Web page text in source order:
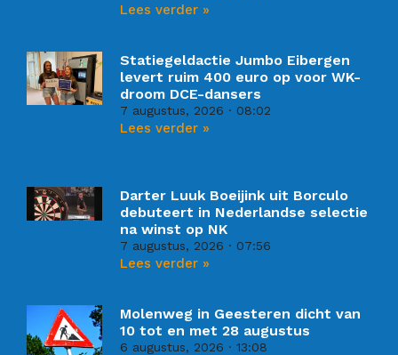
Lees verder »
Statiegeldactie Jumbo Eibergen
levert ruim 400 euro op voor WK-
droom DCE-dansers
7 augustus, 2026 08:02
Lees verder »
Darter Luuk Boeijink uit Borculo
debuteert in Nederlandse selectie
na winst op NK
7 augustus, 2026 07:56
Lees verder »
Molenweg in Geesteren dicht van
10 tot en met 28 augustus
6 augustus, 2026 13:08